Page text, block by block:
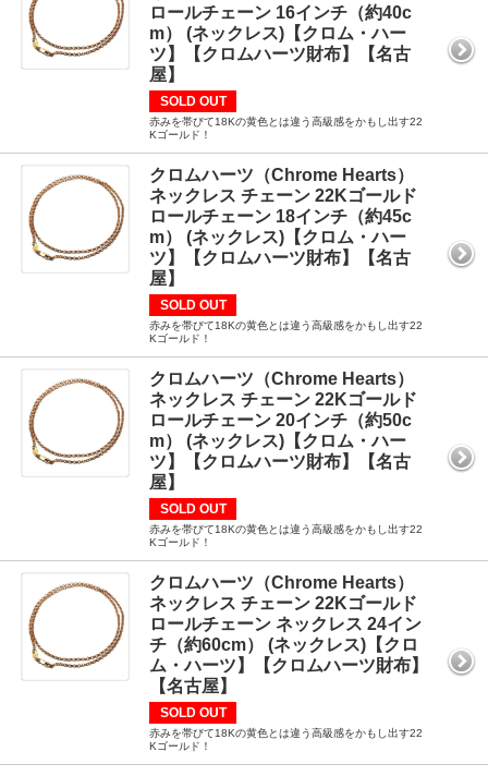
ロールチェーン 16インチ（約40c
m） (ネックレス)【クロム・ハー
ツ】【クロムハーツ財布】【名古
屋】
SOLD OUT
赤みを帯びて18Kの黄色とは違う高級感をかもし出す22
Kゴールド！
クロムハーツ（Chrome Hearts）
ネックレス チェーン 22Kゴールド
ロールチェーン 18インチ（約45c
m） (ネックレス)【クロム・ハー
ツ】【クロムハーツ財布】【名古
屋】
SOLD OUT
赤みを帯びて18Kの黄色とは違う高級感をかもし出す22
Kゴールド！
クロムハーツ（Chrome Hearts）
ネックレス チェーン 22Kゴールド
ロールチェーン 20インチ（約50c
m） (ネックレス)【クロム・ハー
ツ】【クロムハーツ財布】【名古
屋】
SOLD OUT
赤みを帯びて18Kの黄色とは違う高級感をかもし出す22
Kゴールド！
クロムハーツ（Chrome Hearts）
ネックレス チェーン 22Kゴールド
ロールチェーン ネックレス 24イン
チ（約60cm） (ネックレス)【クロ
ム・ハーツ】【クロムハーツ財布】
【名古屋】
SOLD OUT
赤みを帯びて18Kの黄色とは違う高級感をかもし出す22
Kゴールド！